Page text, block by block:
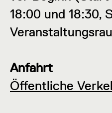
18:00 und 18:30,
Anfahrt
Öffentliche